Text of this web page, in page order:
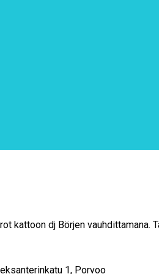
kattoon dj Börjen vauhdittamana.
1, Porvoo